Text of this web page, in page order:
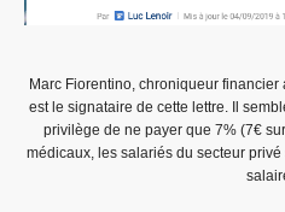
Marc Fiorentino, chroniqueur
est le signataire de cette lettre. Il
privilège de ne payer que 7% (7€
médicaux, les salariés du secteur